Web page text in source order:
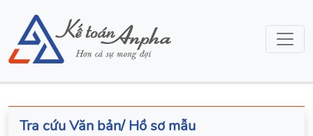
Tra cứu Văn bản/ Hồ sơ mẫu